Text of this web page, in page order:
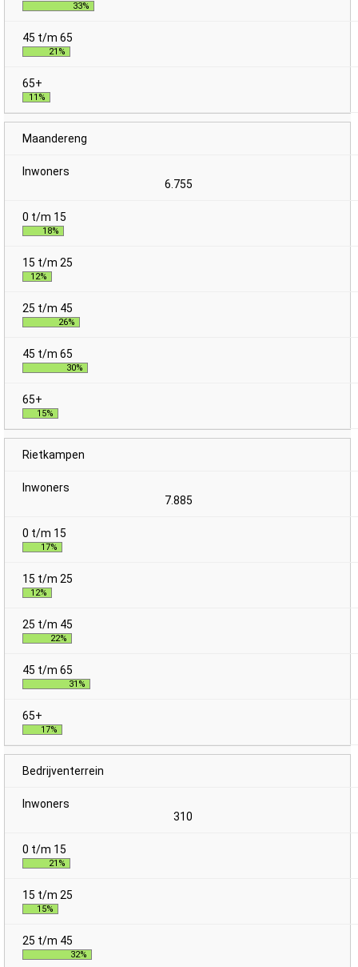
33%
21%
11%
Maandereng
6.755
18%
12%
26%
30%
15%
Rietkampen
7.885
17%
12%
22%
31%
17%
Bedrijventerrein
310
21%
15%
32%